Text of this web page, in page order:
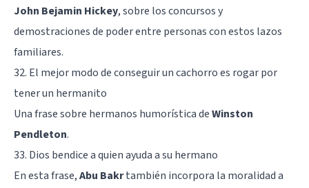
John Bejamin Hickey, sobre los concursos y
demostraciones de poder entre personas con estos lazos
familiares.
32. El mejor modo de conseguir un cachorro es rogar por
tener un hermanito
Una frase sobre hermanos humorística deWinston
Pendleton.
33. Dios bendice a quien ayuda a su hermano
En esta frase,Abu Bakrtambién incorpora la moralidad a